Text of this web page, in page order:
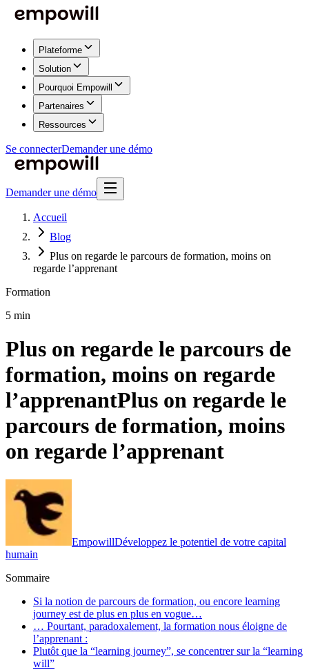
Plateforme
Solution
Pourquoi Empowill
Partenaires
Ressources
Se connecterDemander une démo
Demander une démo
Accueil
Blog
Plus on regarde le parcours de formation, moins on
regarde l’apprenant
Formation
5 min
Plus on regarde le parcours de
formation, moins on regarde
l’apprenantPlus on regarde le
parcours de formation, moins
on regarde l’apprenant
EmpowillDéveloppez le potentiel de votre capital
humain
Sommaire
Si la notion de parcours de formation, ou encore learning
journey est de plus en plus en vogue…
… Pourtant, paradoxalement, la formation nous éloigne de
l’apprenant :
Plutôt que la “learning journey”, se concentrer sur la “learning
will”